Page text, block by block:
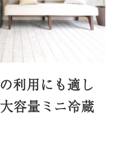
利用にも適し
容量ミニ冷蔵